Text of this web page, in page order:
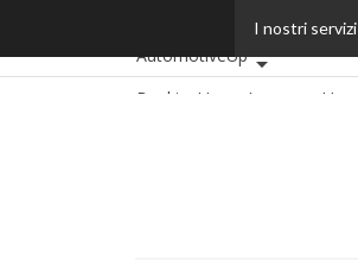
I nostri servizi
AutomotiveUp
BankingUp
InsuranceUp